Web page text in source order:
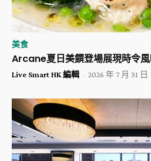
美食
Arcane夏日美饌登場展現時令
Live Smart HK 編輯 - 2026 年 7 月 31 日